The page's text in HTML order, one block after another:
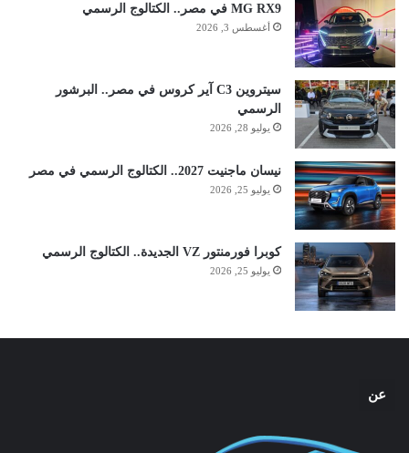
MG RX9 في مصر.. الكتالوج الرسمي
أغسطس 3, 2026
سيتروين C3 آير كروس في مصر.. البرشور
الرسمي
يوليو 28, 2026
نيسان ماجنيت 2027.. الكتالوج الرسمي في مصر
يوليو 25, 2026
كوبرا فورمنتور VZ الجديدة.. الكتالوج الرسمي
يوليو 25, 2026
عن